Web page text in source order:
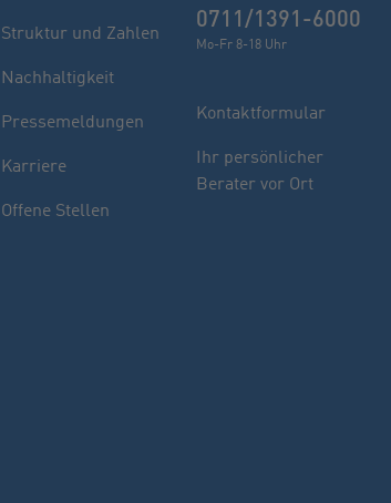
Sie Ihren Berater
noch Fragen oder möchten sich
beraten lassen.
Struktur und Zahlen
Nachhaltigkeit
Pressemeldungen
Karriere
Offene Stellen
0711/1391-6000
Mo-Fr 8-18 Uhr
Kontaktformular
Ihr persönlicher
Berater vor Ort